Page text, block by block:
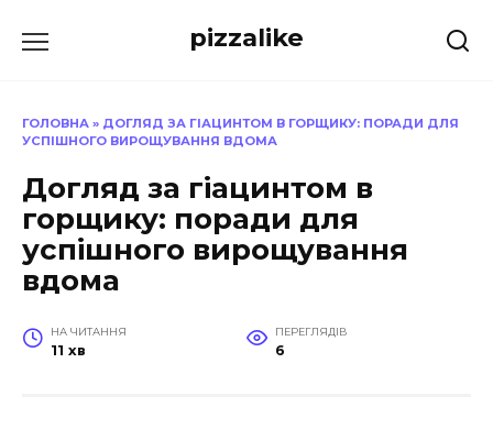
до
pizzalike
ГОЛОВНА » ДОГЛЯД ЗА ГІАЦИНТОМ В ГОРЩИКУ: ПОРАДИ ДЛЯ
УСПІШНОГО ВИРОЩУВАННЯ ВДОМА
Догляд за гіацинтом в
горщику: поради для
успішного вирощування
вдома
НА ЧИТАННЯ
11 хв
ПЕРЕГЛЯДІВ
6